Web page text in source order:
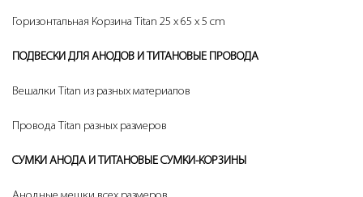
Горизонтальная Корзина Titan 25 x 65 x 5 cm
ПОДВЕСКИ ДЛЯ АНОДОВ И ТИТАНОВЫЕ ПРОВОДА
Вешалки Titan из разных материалов
Провода Titan разных размеров
СУМКИ АНОДА И ТИТАНОВЫЕ СУМКИ-КОРЗИНЫ